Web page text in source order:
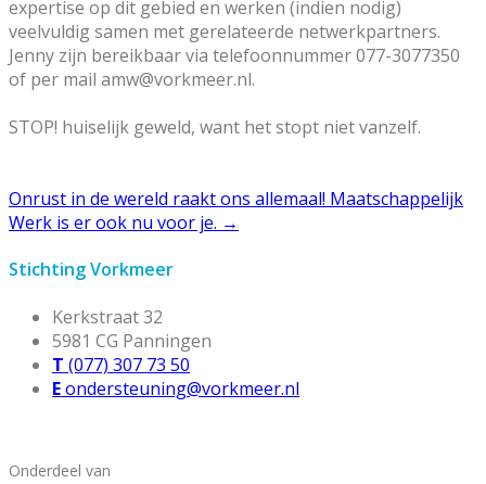
expertise op dit gebied en werken (indien nodig)
veelvuldig samen met gerelateerde netwerkpartners.
Jenny zijn bereikbaar via telefoonnummer 077-3077350
of per mail amw@vorkmeer.nl.
STOP! huiselijk geweld, want het stopt niet vanzelf.
Onrust in de wereld raakt ons allemaal! Maatschappelijk
Werk is er ook nu voor je. →
Stichting Vorkmeer
Kerkstraat 32
5981 CG Panningen
T (077) 307 73 50
Eondersteuning@vorkmeer.nl
Onderdeel van